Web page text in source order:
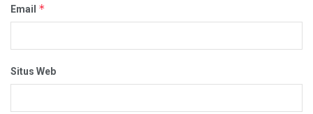
Email *
Situs Web